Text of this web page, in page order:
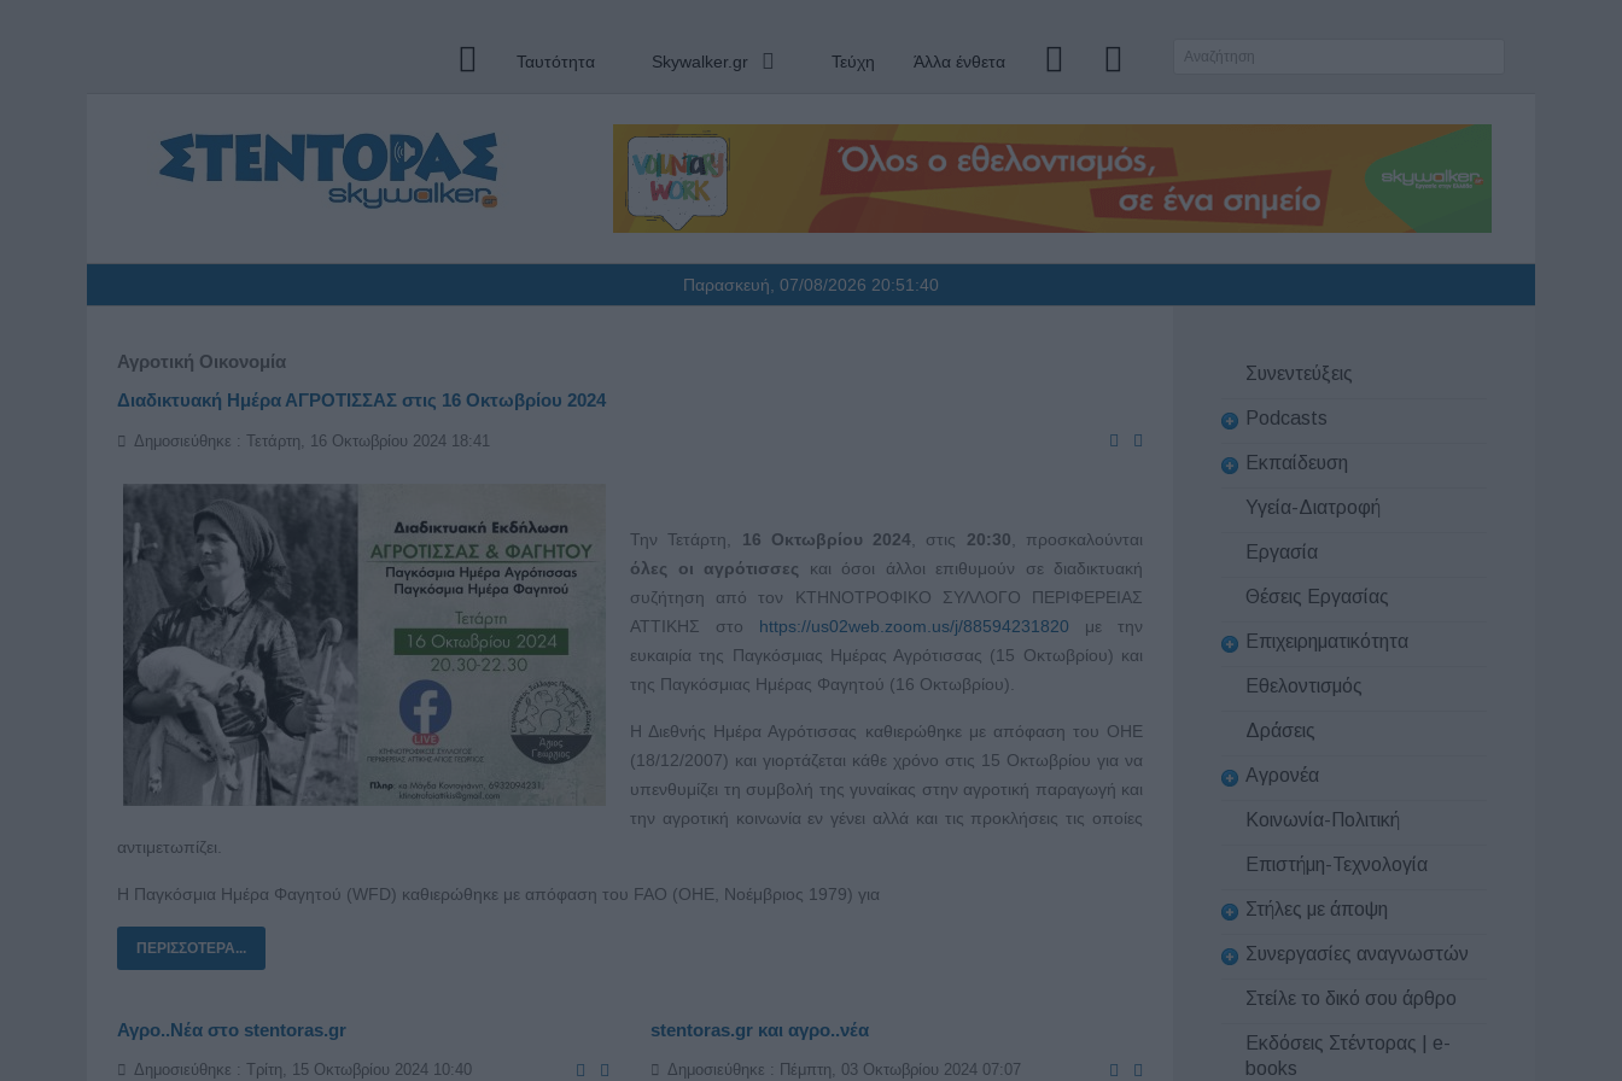
Ταυτότητα Skywalker.gr Τεύχη Άλλα ένθετα
Παρασκευή, 07/08/2026 20:51:41
Αγροτική Οικονομία
Διαδικτυακή Ημέρα ΑΓΡΟΤΙΣΣΑΣ στις 16 Οκτωβρίου 2024
Δημοσιεύθηκε : Τετάρτη, 16 Οκτωβρίου 2024 18:41
Την Τετάρτη, 16 Οκτωβρίου 2024 , στις 20:30 , προσκαλούνται
όλες οι αγρότισσες και όσοι άλλοι επιθυμούν σε διαδικτυακή
συζήτηση από τον ΚΤΗΝΟΤΡΟΦΙΚΟ ΣΥΛΛΟΓΟ ΠΕΡΙΦΕΡΕΙΑΣ
ΑΤΤΙΚΗΣ στο https://us02web.zoom.us/j/88594231820 με την
ευκαιρία της Παγκόσμιας Ημέρας Αγρότισσας (15 Οκτωβρίου) και
της Παγκόσμιας Ημέρας Φαγητού (16 Οκτωβρίου).
Η Διεθνής Ημέρα Αγρότισσας καθιερώθηκε με απόφαση του ΟΗΕ
(18/12/2007) και γιορτάζεται κάθε χρόνο στις 15 Οκτωβρίου για να
υπενθυμίζει τη συμβολή της γυναίκας στην αγροτική παραγωγή και
την αγροτική κοινωνία εν γένει αλλά και τις προκλήσεις τις οποίες
αντιμετωπίζει.
Η Παγκόσμια Ημέρα Φαγητού (WFD) καθιερώθηκε με απόφαση του FAO (ΟΗΕ, Νοέμβριος 1979) για
ΠΕΡΙΣΣΌΤΕΡΑ...
Αγρο..Νέα στο stentoras.gr
Δημοσιεύθηκε : Τρίτη, 15 Οκτωβρίου 2024 10:40
stentoras.gr και αγρο..νέα
Δημοσιεύθηκε : Πέμπτη, 03 Οκτωβρίου 2024 07:07
Συνεντεύξεις
Podcasts
Εκπαίδευση
Υγεία-Διατροφή
Εργασία
Θέσεις Εργασίας
Επιχειρηματικότητα
Εθελοντισμός
Δράσεις
Αγρονέα
Κοινωνία-Πολιτική
Επιστήμη-Τεχνολογία
Στήλες με άποψη
Συνεργασίες αναγνωστών
Στείλε το δικό σου άρθρο
Εκδόσεις Στέντορας | e-
books